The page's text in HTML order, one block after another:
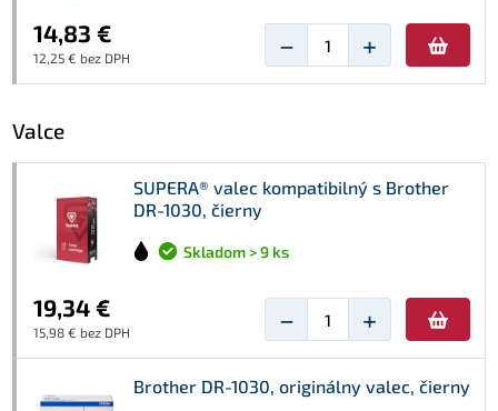
14,83 €
12,25 € bez DPH − +
Valce
SUPERA® valec kompatibilný s Brother
DR-1030, čierny
Skladom > 9 ks
19,34 €
15,98 € bez DPH − +
Brother DR-1030, originálny valec, čierny